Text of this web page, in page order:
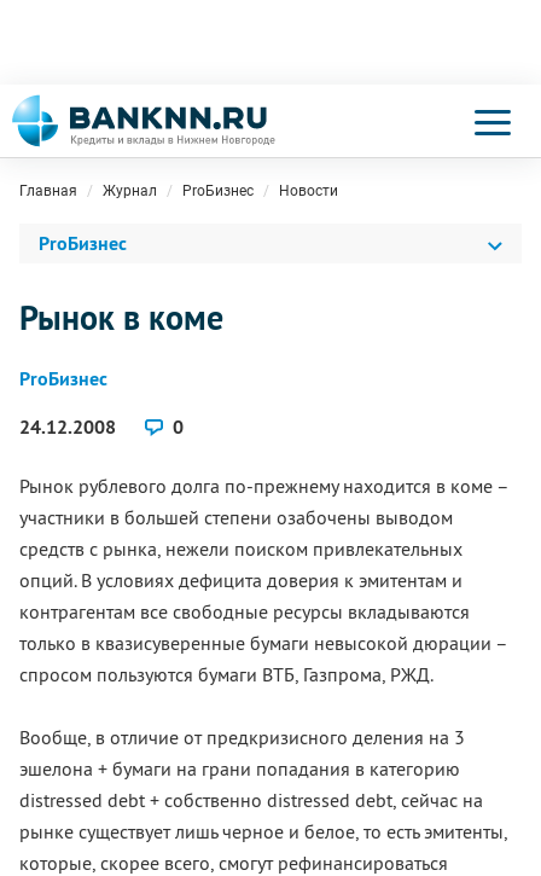
Главная Журнал ProБизнес Новости
ProБизнес
Рынок в коме
ProБизнес
24.12.2008
0
Рынок рублевого долга по-прежнему находится в коме –
участники в большей степени озабочены выводом
средств с рынка, нежели поиском привлекательных
опций. В условиях дефицита доверия к эмитентам и
контрагентам все свободные ресурсы вкладываются
только в квазисуверенные бумаги невысокой дюрации –
спросом пользуются бумаги ВТБ, Газпрома, РЖД.
Вообще, в отличие от предкризисного деления на 3
эшелона + бумаги на грани попадания в категорию
distressed debt + собственно distressed debt, сейчас на
рынке существует лишь черное и белое, то есть эмитенты,
которые, скорее всего, смогут рефинансироваться